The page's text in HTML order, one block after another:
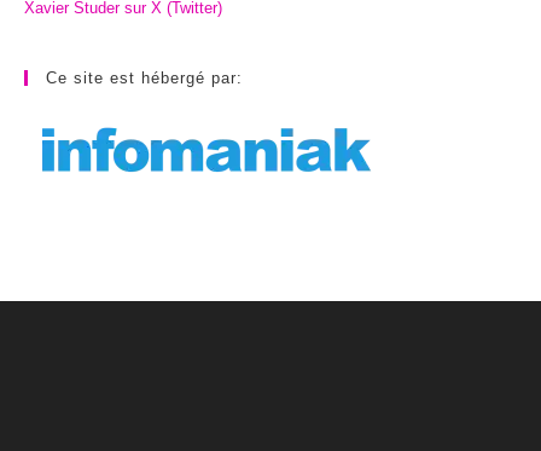
Xavier Studer sur X (Twitter)
Ce site est hébergé par: